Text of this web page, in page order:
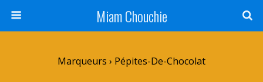
Miam Chouchie
Marqueurs › Pépites-De-Chocolat